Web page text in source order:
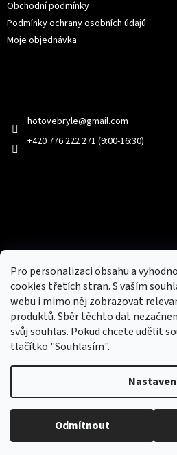
Pro personalizaci obsahu a
cookies třetích stran. S vaším
webu i mimo něj zobrazovat
produktů. Sběr těchto dat
svůj souhlas. Pokud chcete udělit
tlačítko "Souhlasím".
Odmítnout
Obchodní podmínky
Podmínky ochrany osobních údajů
Moje objednávka
hotovebryle@gmail.com
+420 776 222 271 (9:00-16:30)
Přijímáme online platby
Nový obchod s batohy, cestovními
Copyright 2026hotovebryle.cz
.